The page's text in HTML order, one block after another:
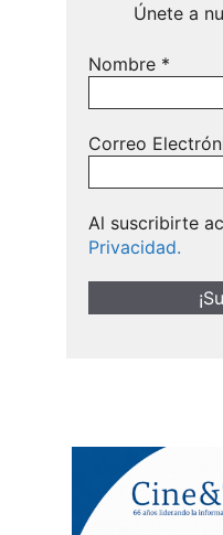
Únete a
Nombre *
Correo
Al suscribirte
Privacidad.